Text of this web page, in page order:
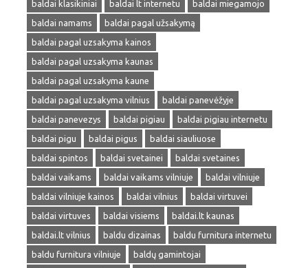
baldai klasikiniai baldai lt internetu
baldai miegamojo
baldai namams
baldai pagal užsakymą
baldai pagal uzsakyma kainos
baldai pagal uzsakyma kaunas
baldai pagal uzsakyma kaune
baldai pagal uzsakyma vilnius
baldai panevėžyje
baldai panevezys
baldai pigiau
baldai pigiau internetu
baldai pigu
baldai pigus
baldai siauliuose
baldai spintos
baldai svetainei
baldai svetaines
baldai vaikams
baldai vaikams vilniuje
baldai vilniuje
baldai vilniuje kainos
baldai vilnius
baldai virtuvei
baldai virtuves
baldai visiems
baldai.lt kaunas
baldai.lt vilnius
baldu dizainas
baldu furnitura internetu
baldu furnitura vilniuje
baldų gamintojai